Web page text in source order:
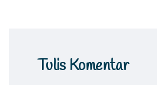
Tulis Komentar